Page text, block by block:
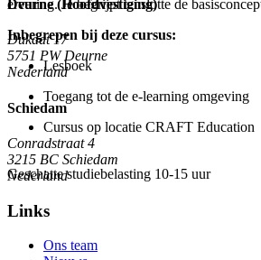
ervaring. Je be­grijpt tenslotte de
Inbegrepen bij deze cursus:
Lesboek
Toegang tot de e-learning omgeving
Cursus op locatie CRAFT Education
Geschatte studiebelasting 10-15 uur
Deurne (Hoofdvestiging)
Dukaat 17
5751 PW Deurne
Nederland
Schiedam
Conradstraat 4
3215 BC Schiedam
Nederland
Links
Ons team